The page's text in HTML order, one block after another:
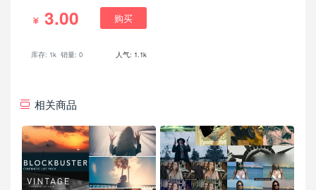
3.00 购买
库存: 1k 销量: 0 人气: 1.1k
相关商品